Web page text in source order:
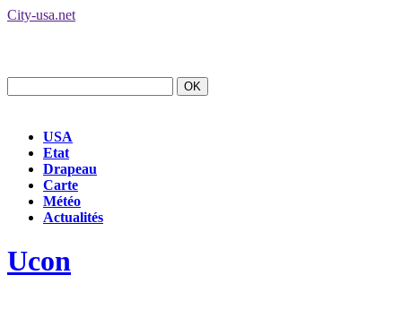
City-usa.net
USA
Etat
Drapeau
Carte
Météo
Actualités
Ucon